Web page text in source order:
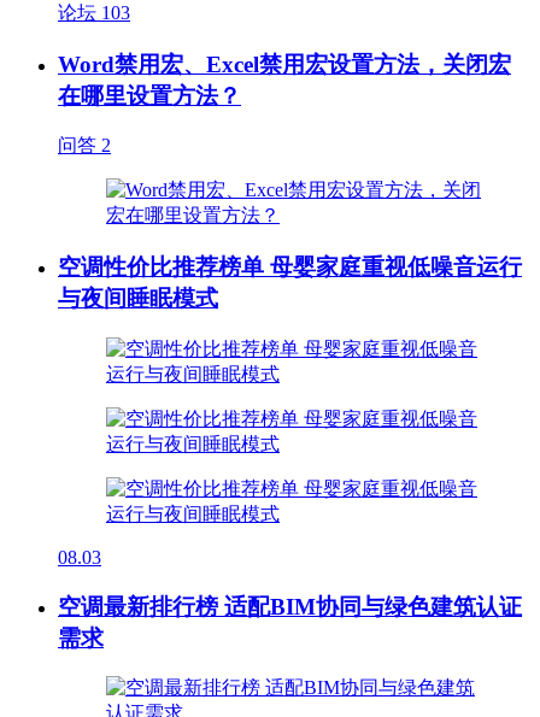
论坛 103
Word禁用宏、Excel禁用宏设置方法，关闭宏
在哪里设置方法？
问答 2
空调性价比推荐榜单 母婴家庭重视低噪音运行
与夜间睡眠模式
08.03
空调最新排行榜 适配BIM协同与绿色建筑认证
需求